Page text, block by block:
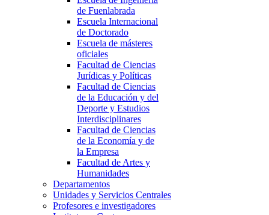
de Fuenlabrada
Escuela Internacional
de Doctorado
Escuela de másteres
oficiales
Facultad de Ciencias
Jurídicas y Políticas
Facultad de Ciencias
de la Educación y del
Deporte y Estudios
Interdisciplinares
Facultad de Ciencias
de la Economía y de
la Empresa
Facultad de Artes y
Humanidades
Departamentos
Unidades y Servicios Centrales
Profesores e investigadores